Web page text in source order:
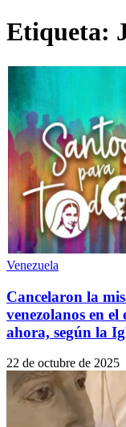
Etiqueta:
Venezuela
Cancelaron la
venezolanos en
ahora, según la
22 de octubre de 2025